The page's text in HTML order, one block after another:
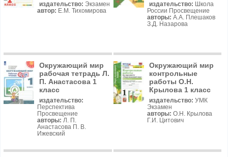
издательство: Экзамен
автор: Е.М. Тихомирова
издательство: Школа
России Просвещение
авторы: А.А. Плешаков
З.Д. Назарова
Окружающий мир
рабочая тетрадь Л.
П. Анастасова 1
класс
издательство:
Перспектива
Просвещение
авторы: Л. П.
Анастасова П. В.
Ижевский
Окружающий мир
контрольные
работы О.Н.
Крылова 1 класс
издательство: УМК
Экзамен
авторы: О.Н. Крылова
Г.И. Цитович